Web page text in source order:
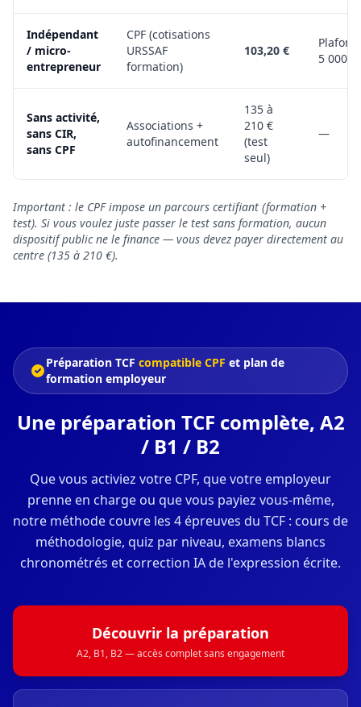
Indépendant
/ micro-
entrepreneur
CPF (cotisations
URSSAF
formation)
103,20 €
Plafond
5 000 €
Sans activité,
sans CIR,
sans CPF
Associations +
autofinancement
135 à
210 €
(test
seul)
—
Important : le CPF impose un parcours certifiant (formation +
test). Si vous voulez juste passer le test sans formation, aucun
dispositif public ne le finance — vous devez payer directement au
centre (135 à 210 €).
Préparation TCF compatible CPF et plan de
formation employeur
Une préparation TCF complète, A2
/ B1 / B2
Que vous activiez votre CPF, que votre employeur
prenne en charge ou que vous payiez vous-même,
notre méthode couvre les 4 épreuves du TCF : cours de
méthodologie, quiz par niveau, examens blancs
chronométrés et correction IA de l'expression écrite.
Découvrir la préparation
A2, B1, B2 — accès complet sans engagement